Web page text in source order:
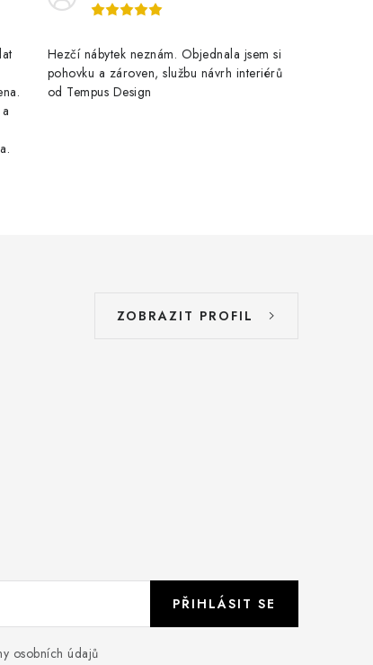
Hezčí nábytek neznám. Objednala jsem si
pohovku a zároven, službu návrh interiérů
od Tempus Design
ZOBRAZIT PROFIL
osobních údajů
PŘIHLÁSIT SE